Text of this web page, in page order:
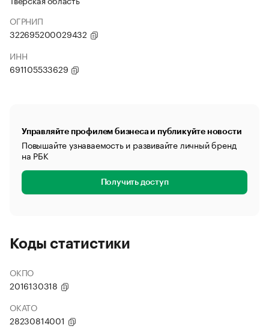
ОГРНИП
322695200029432
ИНН
691105533629
Управляйте профилем бизнеса и публикуйте новости
Повышайте узнаваемость и развивайте личный бренд
на РБК
Получить доступ
Коды статистики
ОКПО
2016130318
ОКАТО
28230814001